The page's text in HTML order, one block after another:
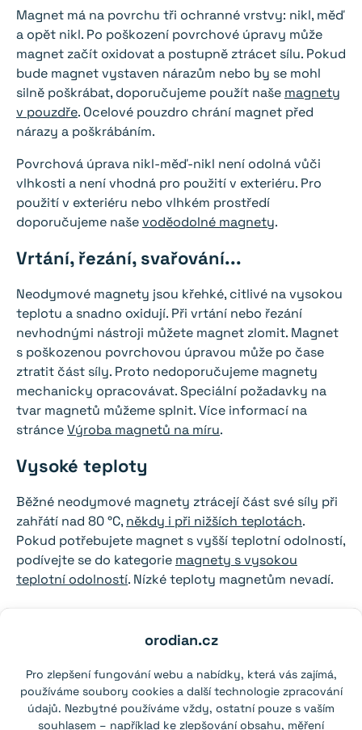
orodian.cz
Pro zlepšení fungování webu a nabídky, která vás zajímá,
používáme soubory cookies a další technologie zpracování
údajů. Nezbytné používáme vždy, ostatní pouze s vaším
souhlasem – například ke zlepšování obsahu, měření
Magnet má na povrchu tři ochranné vrstvy: nikl, měď
a opět nikl. Po poškození povrchové úpravy může
magnet začít oxidovat a postupně ztrácet sílu. Pokud
bude magnet vystaven nárazům nebo by se mohl
silně poškrábat, doporučujeme použít naše magnety
v pouzdře. Ocelové pouzdro chrání magnet před
nárazy a poškrábáním.
Povrchová úprava nikl-měď-nikl není odolná vůči
vlhkosti a není vhodná pro použití v exteriéru. Pro
použití v exteriéru nebo vlhkém prostředí
doporučujeme naševoděodolné magnety.
Vrtání, řezání, svařování...
Neodymové magnety jsou křehké, citlivé na vysokou
teplotu a snadno oxidují. Při vrtání nebo řezání
nevhodnými nástroji můžete magnet zlomit. Magnet
s poškozenou povrchovou úpravou může po čase
ztratit část síly. Proto nedoporučujeme magnety
mechanicky opracovávat. Speciální požadavky na
tvar magnetů můžeme splnit. Více informací na
stránceVýroba magnetů na míru.
Vysoké teploty
Běžné neodymové magnety ztrácejí část své síly při
zahřátí nad 80 °C, někdy i při nižších teplotách.
Pokud potřebujete magnet s vyšší teplotní odolností,
podívejte se do kategorie magnety s vysokou
teplotní odolností. Nízké teploty magnetům nevadí.
Více informací naleznete na stránce
našemblogu. Odtrhovou sílu a magnetické pole
jakéhokolivneodymového magnetumůžete
vypočítat pomocí našímagnetické kalkulačky.